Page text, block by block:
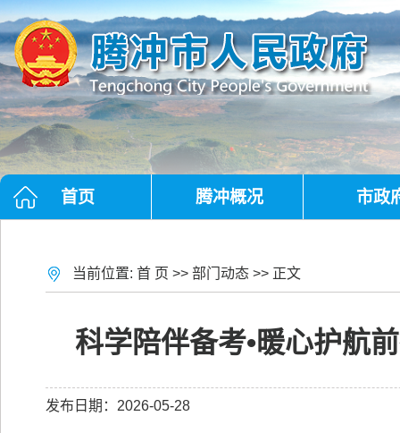
首页 腾冲概况 市政
当前位置: 首 页 >> 部门动态 >> 正文
科学陪伴备考•暖心护航
发布日期：2026-05-28